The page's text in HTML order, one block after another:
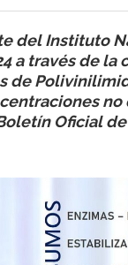
del Instituto
a través de
de
Oficial de